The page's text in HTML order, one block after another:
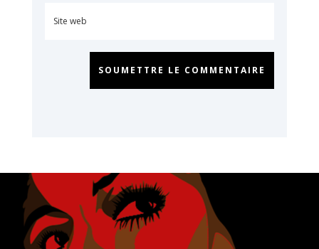
SOUMETTRE LE COMMENTAIRE